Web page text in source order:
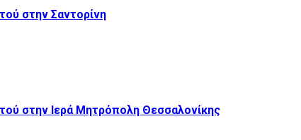
στην Σαντορίνη
στην Ιερά Μητρόπολη Θεσσαλονίκης